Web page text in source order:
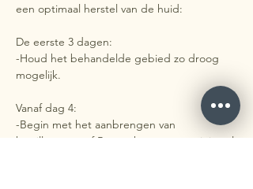
een optimaal herstel van de huid:
De eerste 3 dagen:
-Houd het behandelde gebied zo droog
mogelijk.
Vanaf dag 4:
-Begin met het aanbrengen van
kamillecrème of Bepanthencrème, minimaal